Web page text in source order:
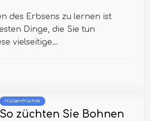
des Erbsens zu lernen ist
Dinge, die Sie tun
vielseitige...
Hülsenfrüchte
So züchten Sie Bohnen